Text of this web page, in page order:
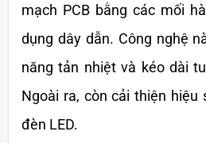
mạch PCB bằng các mối
dụng dây dẫn. Công nghệ
năng tản nhiệt và kéo dài
Ngoài ra, còn cải thiện hiệu
đèn LED.